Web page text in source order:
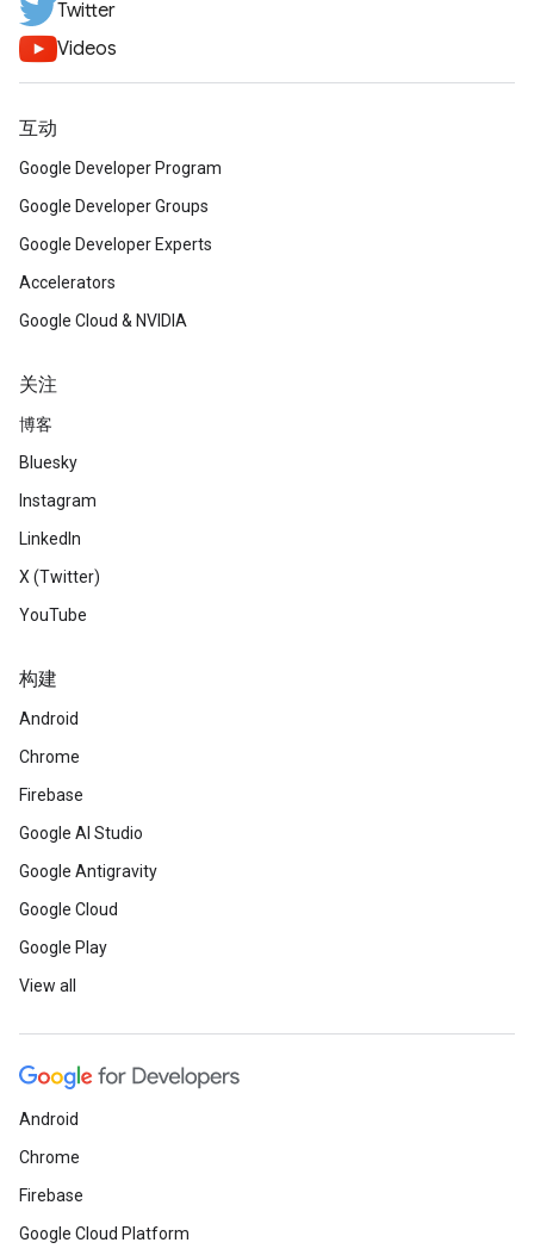
Twitter
Videos
互动
Google Developer Program
Google Developer Groups
Google Developer Experts
Accelerators
Google Cloud & NVIDIA
关注
博客
Bluesky
Instagram
LinkedIn
X (Twitter)
YouTube
构建
Android
Chrome
Firebase
Google AI Studio
Google Antigravity
Google Cloud
Google Play
View all
Android
Chrome
Firebase
Google Cloud Platform